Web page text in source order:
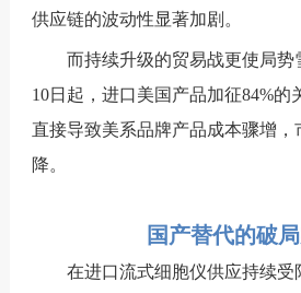
供应链的波动性显著加剧。
而持续升级的贸易战更使局
10日起，进口美国产品加征84%的
直接导致美系品牌产品成本骤增，
降。
国产替代的破
在进口流式细胞仪供应持续受